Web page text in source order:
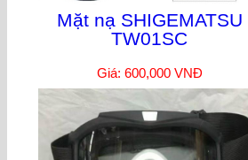
Mặt nạ SHIGEMATSU
TW01SC
Giá: 600,000 VNĐ